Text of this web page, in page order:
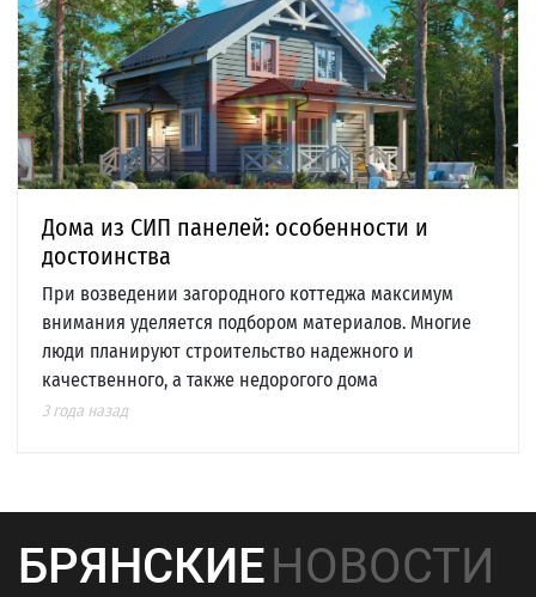
Дома из СИП панелей: особенности и
достоинства
При возведении загородного коттеджа максимум
внимания уделяется подбором материалов. Многие
люди планируют строительство надежного и
качественного, а также недорогого дома
3 года назад
БРЯНСКИЕНОВОСТИ